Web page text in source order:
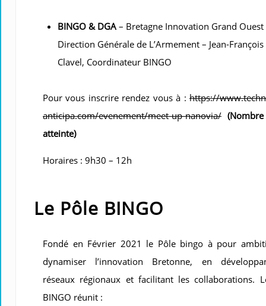
BINGO & DGA – Bretagne Innovation Grand Ouest
Direction Générale de L’Armement – Jean-François
Clavel, Coordinateur BINGO
Pour vous inscrire rendez vous à : https://
anticipa.com/evenement/meet-up-nanovia/
atteinte)
Horaires : 9h30 – 12h
Le Pôle BINGO
Fondé en Février 2021 le Pôle bingo à pour
dynamiser l’innovation Bretonne, en
réseaux régionaux et facilitant les collaborations.
BINGO réunit :